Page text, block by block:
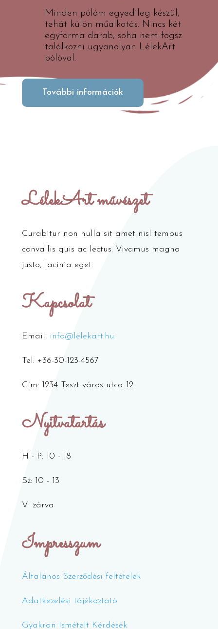
Minden pólóm egyedileg készül,
tehát külön műalkotás. Nincs két
egyforma darab, soha nem fogsz
találkozni ugyanolyan LélekArt
pólóval.
További információk
LélekArt művészet
Curabitur non nulla sit amet nisl tempus
convallis quis ac lectus. Vivamus magna
justo, lacinia eget.
Kapcsolat
Email: info@lelekart.hu
Tel: +36-30-123-4567
Cím: 1234 Teszt város utca 12
Nyitvatartás
H - P: 10 - 18
Sz: 10 - 13
V: zárva
Impresszum
Általános Szerződési feltételek
Adatkezelési tájékoztató
Gyakran Ismételt Kérdések